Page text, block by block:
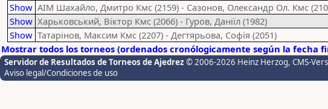
Show AIM Шахайло, Дмитро Кмс (2159) - Сазонов, Олександр Ол. Кмс
Show Харьковський, Віктор Кмс (2066) - Гуров, Даніїл (1982)
Show Татарінов, Максим Кмс (2207) - Дегтярьова, Софія (2051)
Mostrar todos los torneos (ordenados cronólogicamente según la fecha
Servidor de Resultados de Torneos de Ajedrez © 2006-2026 Heinz Herzog, CMS-
Aviso legal/Condiciones de uso